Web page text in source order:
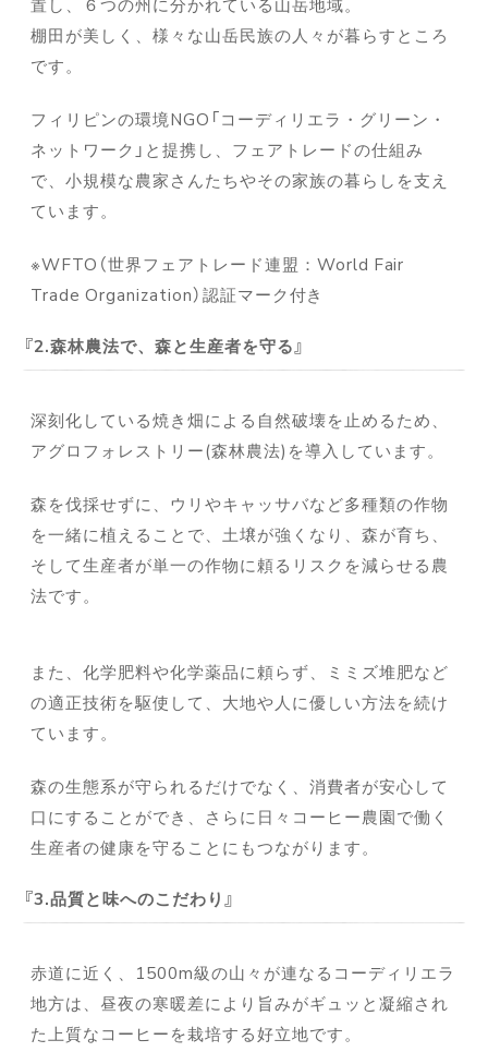
棚田が美しく、様々な山岳民族の人々が暮らすところ
です。
フィリピンの環境NGO「コーディリエラ・グリーン・
ネットワーク」と提携し、フェアトレードの仕組み
で、小規模な農家さんたちやその家族の暮らしを支え
ています。
※WFTO（世界フェアトレード連盟：World Fair
Trade Organization）認証マーク付き
2.森林農法で、森と生産者を守る
深刻化している焼き畑による自然破壊を止めるため、
アグロフォレストリー(森林農法)を導入しています。
森を伐採せずに、ウリやキャッサバなど多種類の作物
を一緒に植えることで、土壌が強くなり、森が育ち、
そして生産者が単一の作物に頼るリスクを減らせる農
法です。
また、化学肥料や化学薬品に頼らず、ミミズ堆肥など
の適正技術を駆使して、大地や人に優しい方法を続け
ています。
森の生態系が守られるだけでなく、消費者が安心して
口にすることができ、さらに日々コーヒー農園で働く
生産者の健康を守ることにもつながります。
3.品質と味へのこだわり
赤道に近く、1500m級の山々が連なるコーディリエラ
地方は、昼夜の寒暖差により旨みがギュッと凝縮され
た上質なコーヒーを栽培する好立地です。